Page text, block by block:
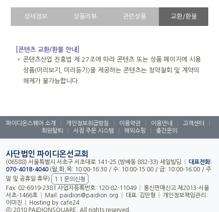
상세정보 상품리뷰 관련상품 교환/환불
[콘텐츠 교환/환불 안내]
＊ 콘텐츠산업 진흥법 제 27조에 따라 콘텐츠 또는 상품 페이지에 시용
상품(미리보기, 미리듣기)을 제공하는 콘텐츠는 청약철회 및 계약의
해제가 불가능합니다.
파이디온스퀘어 소개 개인정보취급방침 이용약관 이용안내 고객센터
회원탈퇴
서점 주문 시스템 해외쇼핑 출간문의
사단법인 파이디온선교회
(06588) 서울특별시 서초구 서초대로 141-25 (방배동 882-33) 세일빌딩
대표전화:
070-4018-4040 (월,화,목: 10:00-16:30 / 수: 10:00-15:00 / 금: 10:00-16:00 / 주
말 및 공휴일 휴무)
1:1 문의신청
Fax: 02-6919-2381 사업자등록번호: 120-82-11049
통신판매신고 제2013-서울
서초-1466호
Mail: paidion@paidion.org 대표: 김만형
개인정보책임관리:
이미진
Hosting by cafe24
ⓒ 2010 PAIDIONSQUARE. All rights reserved.